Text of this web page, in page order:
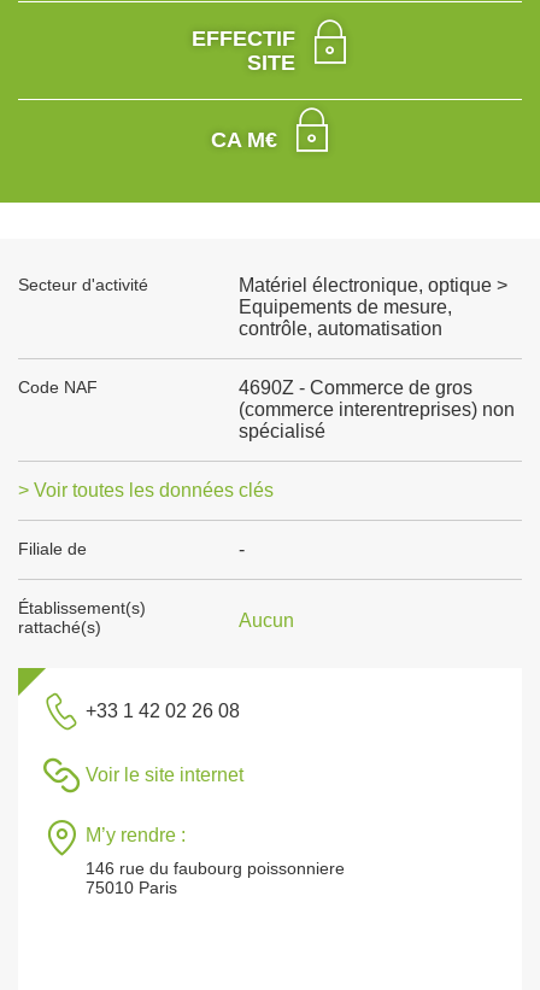
EFFECTIF
SITE
CA M€
Secteur d'activité
Matériel électronique, optique >
Equipements de mesure,
contrôle, automatisation
Code NAF
4690Z - Commerce de gros
(commerce interentreprises) non
spécialisé
> Voir toutes les données clés
Filiale de -
Établissement(s)
rattaché(s)
Aucun
+33 1 42 02 26 08
Voir le site internet
M’y rendre :
146 rue du faubourg poissonniere
75010 Paris